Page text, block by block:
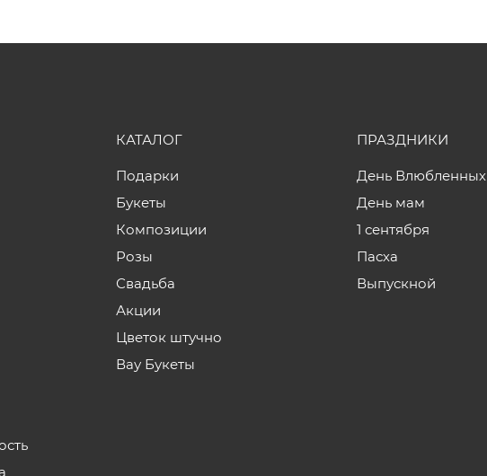
КАТАЛОГ
Подарки
Букеты
Композиции
Розы
Свадьба
Акции
Цветок штучно
Вау Букеты
ПРАЗДНИКИ
День Влюбленных
День мам
1 сентября
Пасха
Выпускной